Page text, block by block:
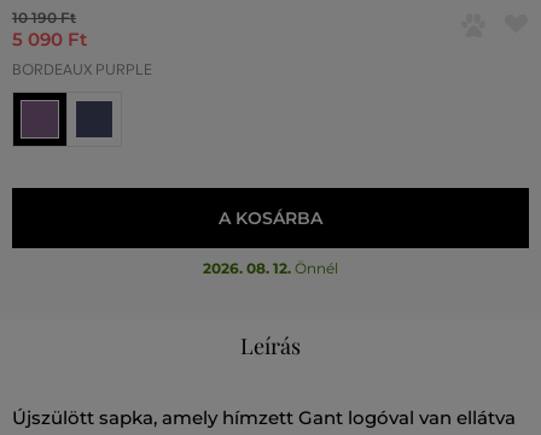
10 190 Ft
5 090 Ft
BORDEAUX PURPLE
A KOSÁRBA
2026. 08. 12. Önnél
Leírás
Újszülött sapka, amely hímzett Gant logóval van ellátva